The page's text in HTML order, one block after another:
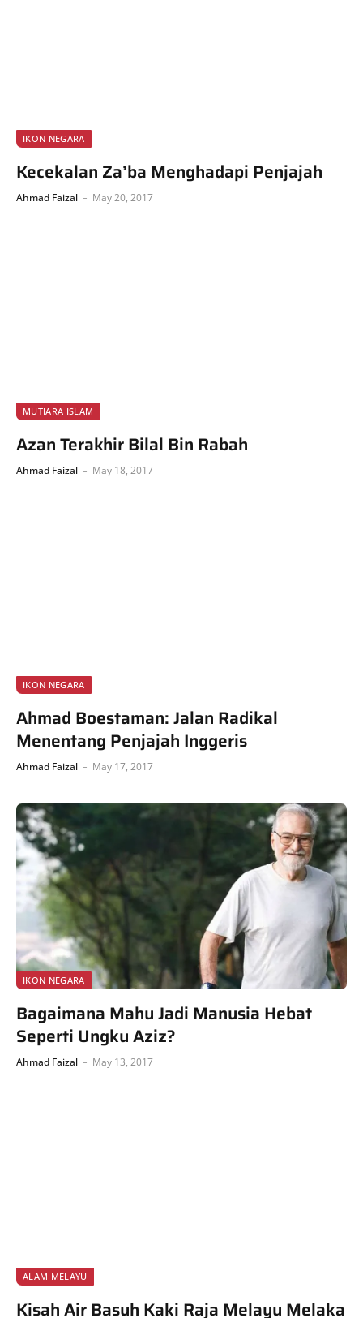
IKON NEGARA
Kecekalan Za’ba Menghadapi Penjajah
Ahmad Faizal May 20, 2017
MUTIARA ISLAM
Azan Terakhir Bilal Bin Rabah
Ahmad Faizal May 18, 2017
IKON NEGARA
Ahmad Boestaman: Jalan Radikal
Menentang Penjajah Inggeris
Ahmad Faizal May 17, 2017
IKON NEGARA
Bagaimana Mahu Jadi Manusia Hebat
Seperti Ungku Aziz?
Ahmad Faizal May 13, 2017
ALAM MELAYU
Kisah Air Basuh Kaki Raja Melayu Melaka